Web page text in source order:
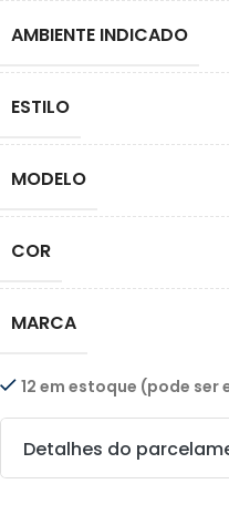
AMBIENTE INDICADO
ESTILO
MODELO
COR
MARCA
12 em estoque (pode
Detalhes do